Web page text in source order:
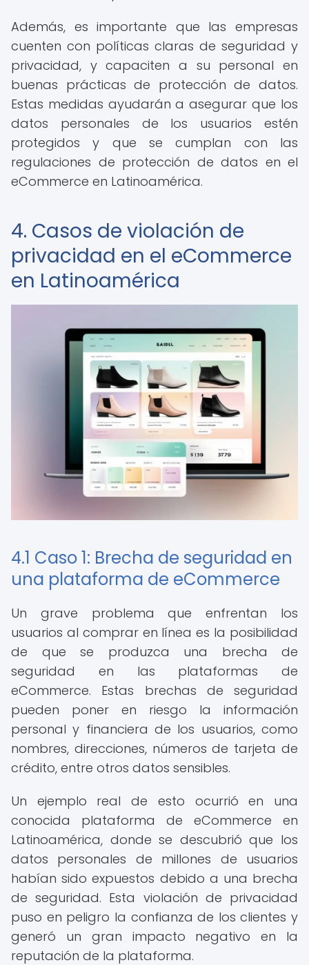
Además, es importante que las empresas
cuenten con políticas claras de seguridad y
privacidad, y capaciten a su personal en
buenas prácticas de protección de datos.
Estas medidas ayudarán a asegurar que los
datos personales de los usuarios estén
protegidos y que se cumplan con las
regulaciones de protección de datos en el
eCommerce en Latinoamérica.
4. Casos de violación de
privacidad en el eCommerce
en Latinoamérica
4.1 Caso 1: Brecha de seguridad en
una plataforma de eCommerce
Un grave problema que enfrentan los
usuarios al comprar en línea es la posibilidad
de que se produzca una brecha de
seguridad en las plataformas de
eCommerce. Estas brechas de seguridad
pueden poner en riesgo la información
personal y financiera de los usuarios, como
nombres, direcciones, números de tarjeta de
crédito, entre otros datos sensibles.
Un ejemplo real de esto ocurrió en una
conocida plataforma de eCommerce en
Latinoamérica, donde se descubrió que los
datos personales de millones de usuarios
habían sido expuestos debido a una brecha
de seguridad. Esta violación de privacidad
puso en peligro la confianza de los clientes y
generó un gran impacto negativo en la
reputación de la plataforma.